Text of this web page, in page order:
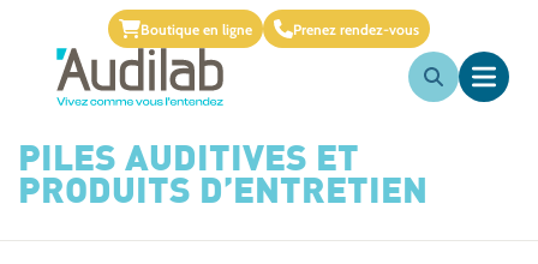
Boutique en ligne Prenez rendez-vous
PILES AUDITIVES ET
PRODUITS D’ENTRETIEN